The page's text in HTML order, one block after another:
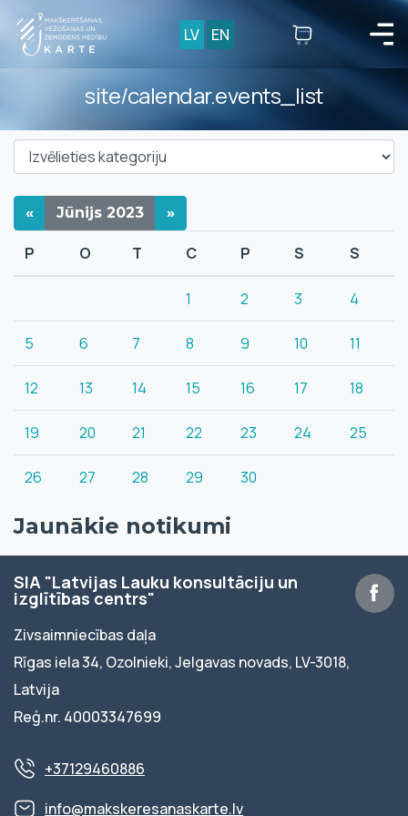
LV EN
site/calendar.events_list
« Jūnijs 2023 »
P O T C P S S
1 2 3 4
5 6 7 8 9 10 11
12 13 14 15 16 17 18
19 20 21 22 23 24 25
26 27 28 29 30
Jaunākie notikumi
SIA "Latvijas Lauku konsultāciju un
izglītības centrs"
Zivsaimniecības daļa
Rīgas iela 34, Ozolnieki, Jelgavas novads, LV-3018,
Latvija
Reģ.nr. 40003347699
+37129460886
info@makskeresanaskarte.lv